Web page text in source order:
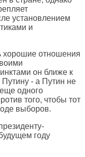
установлением
и
хорошие отношения
он ближе к
- а Путин не
одного
того, чтобы тот
выборов.
году